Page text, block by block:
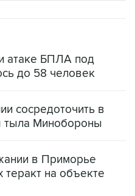
атаке БПЛА под
до 58 человек
сосредоточить в
тыла Минобороны
в Приморье
теракт на объекте